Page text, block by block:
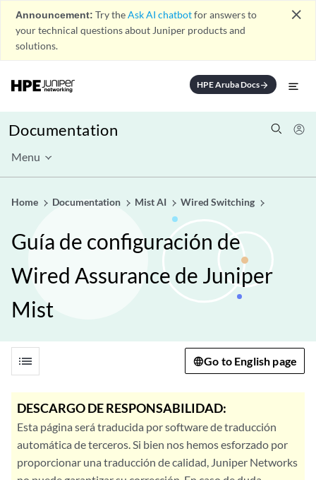
Announcement: Try theAsk AI chatbotfor answers to
your technical questions about Juniper products and
solutions.
close
HPE Aruba Docsarrow_forward
Documentation
Menu
Home Documentation Mist AI Wired Switching
Guía de configuración de
Wired Assurance de Juniper
Mist
list Go to English page
DESCARGO DE RESPONSABILIDAD:
Esta página será traducida por software de traducción
automática de terceros. Si bien nos hemos esforzado por
proporcionar una traducción de calidad, Juniper Networks